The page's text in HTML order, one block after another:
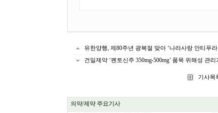
유한양행, 제80주년 광복절 맞아 ‘나라사랑 안티푸
건일제약 ‘펜토신주 350mg‧500mg’ 품목 위해성 관
기사목
의약/제약 주요기사